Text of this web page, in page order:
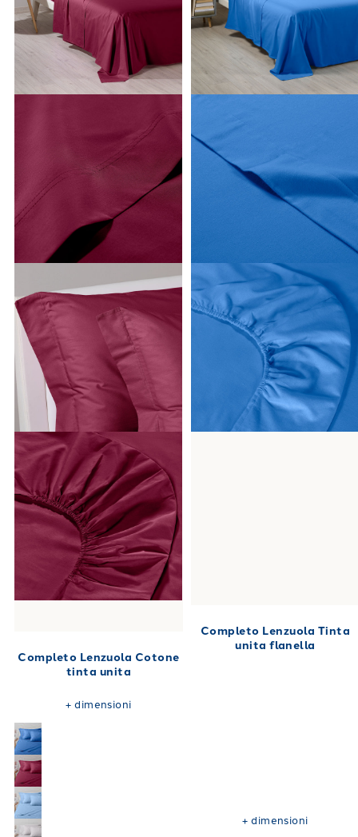
Completo Lenzuola Cotone
tinta unita
+dimensioni
Completo Lenzuola Tinta
unita flanella
+dimensioni